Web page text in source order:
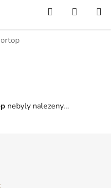
Hledat
KOŠÍK
nebyly nalezeny...